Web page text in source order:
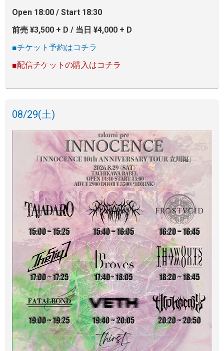
Open 18:00 / Start 18:30
前売 ¥3,500 + D / 当日 ¥4,000 + D
■チケット予約はコチラ
■配信チケットの購入はコチラ
08/29(土)